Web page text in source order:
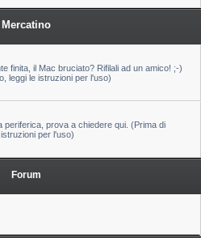
Mercatino
finita, il Mac bruciato? Rifilali ad un amico! ;-)
leggi le istruzioni per l'uso)
periferica, prova a chiedere qui. (Prima di
per l'uso)
Forum